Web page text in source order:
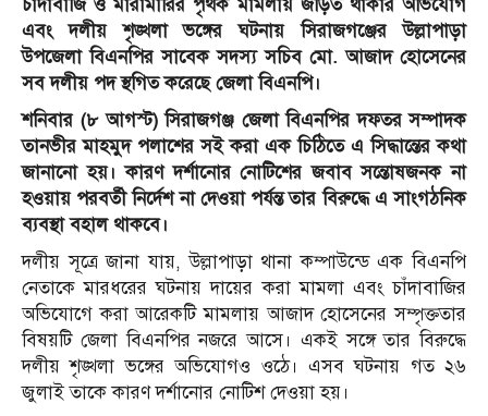
চাঁদাবাজি ও মারামারির পৃথক মামলায় জড়িত থাকার অভিযোগ
এবং দলীয় শৃঙ্খলা ভঙ্গের ঘটনায় সিরাজগঞ্জের উল্লাপাড়া
উপজেলা বিএনপির সাবেক সদস্য সচিব মো. আজাদ হোসেনের
সব দলীয় পদ স্থগিত করেছে জেলা বিএনপি।
শনিবার (৮ আগস্ট) সিরাজগঞ্জ জেলা বিএনপির দফতর সম্পাদক
তানভীর মাহমুদ পলাশের সই করা এক চিঠিতে এ সিদ্ধান্তের কথা
জানানো হয়। কারণ দর্শানোর নোটিশের জবাব সন্তোষজনক না
হওয়ায় পরবর্তী নির্দেশ না দেওয়া পর্যন্ত তার বিরুদ্ধে এ সাংগঠনিক
ব্যবস্থা বহাল থাকবে।
দলীয় সূত্রে জানা যায়, উল্লাপাড়া থানা কম্পাউন্ডে এক বিএনপি
নেতাকে মারধরের ঘটনায় দায়ের করা মামলা এবং চাঁদাবাজির
অভিযোগে করা আরেকটি মামলায় আজাদ হোসেনের সম্পৃক্ততার
বিষয়টি জেলা বিএনপির নজরে আসে। একই সঙ্গে তার বিরুদ্ধে
দলীয় শৃঙ্খলা ভঙ্গের অভিযোগও ওঠে। এসব ঘটনায় গত ২৬
জুলাই তাকে কারণ দর্শানোর নোটিশ দেওয়া হয়।